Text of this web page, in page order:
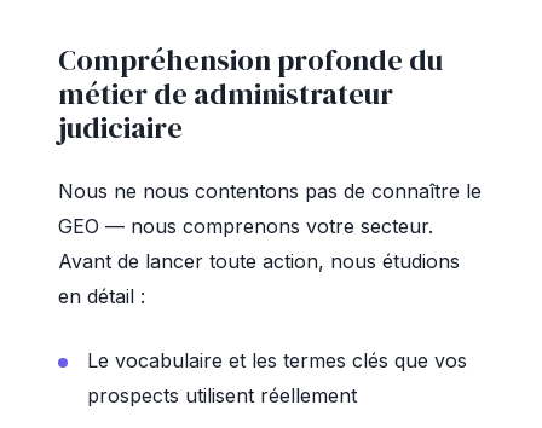
Compréhension profonde du
métier de administrateur
judiciaire
Nous ne nous contentons pas de connaître le
GEO — nous comprenons votre secteur.
Avant de lancer toute action, nous étudions
en détail :
Le vocabulaire et les termes clés que vos
prospects utilisent réellement